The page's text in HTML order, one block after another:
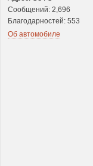
Сообщений: 2,696
Благодарностей: 553
Об автомобиле